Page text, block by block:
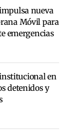
nueva
Móvil para
emergencias
en
detenidos y